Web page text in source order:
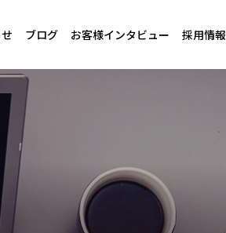
ブログ お客様インタビュー 採用情報